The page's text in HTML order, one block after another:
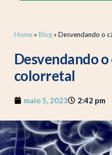
Home» Blog» Desvendando o
Desvendando o
colorretal
maio 5, 2023 2:42 pm